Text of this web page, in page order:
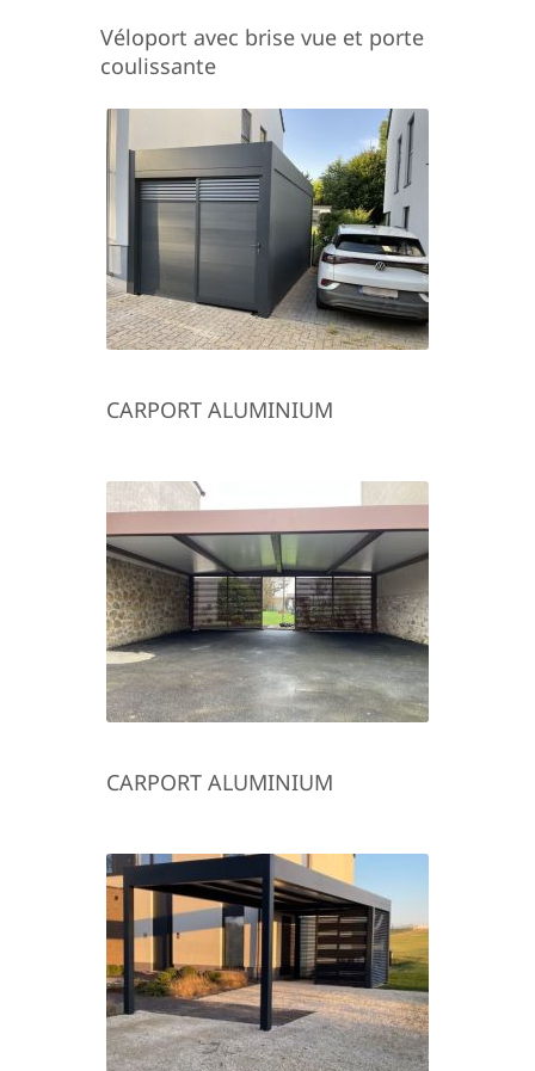
Véloport avec brise vue et porte
coulissante
CARPORT ALUMINIUM
CARPORT ALUMINIUM